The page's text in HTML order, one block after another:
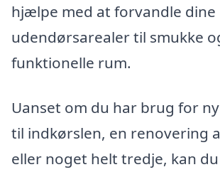
hjælpe med at forvandle dine
udendørsarealer til smukke
funktionelle rum.
Uanset om du har brug for
til indkørslen, en renovering
eller noget helt tredje, kan